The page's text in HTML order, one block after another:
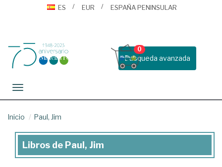
ES
EUR ESPAÑA PENINSULAR
Busqueda avanzada
0
Toggle navigation
Inicio Paul, Jim
Libros
Libros de Paul, Jim